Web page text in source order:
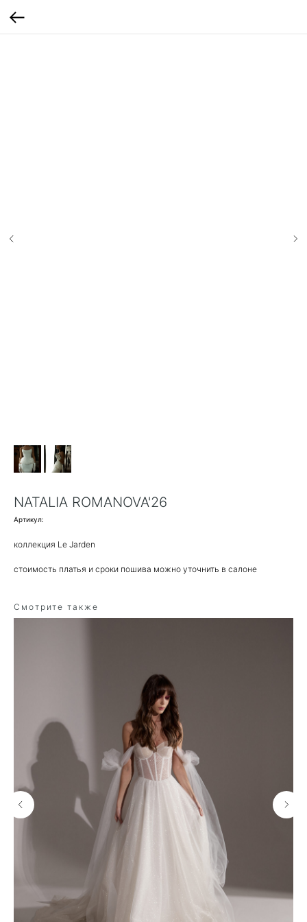
NATALIA ROMANOVA'26
Артикул:
коллекция Le Jarden
стоимость платья и сроки пошива можно уточнить в салоне
Смотрите также